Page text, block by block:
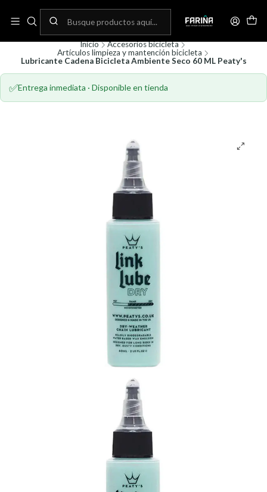
Envíos gratis por compras sobre 80.000! (No aplica para bicicletas)
Inicio
Accesorios bicicleta
Artículos limpieza y mantención bicicleta
Lubricante Cadena Bicicleta Ambiente Seco 60 ML Peaty's
✅Entrega inmediata · Disponible en tienda